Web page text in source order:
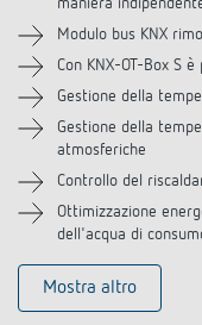
maniera
Modulo bus KNX
Con KNX-OT-Box S
Gestione della
Gestione della
atmosferiche
Controllo del
Ottimizzazione
dell'acqua di
Mostra altro